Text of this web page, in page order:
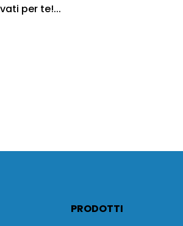
per te!...
PRODOTTI